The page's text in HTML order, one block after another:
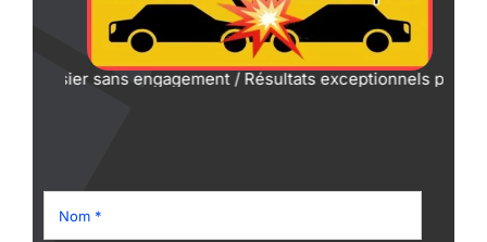
sans engagement / Résultats exceptionnels prouvés /